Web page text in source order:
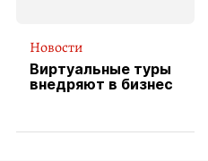
Новости
Виртуальные туры
внедряют в бизнес